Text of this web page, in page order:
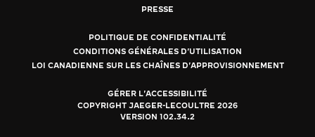
PRESSE
POLITIQUE DE CONFIDENTIALITÉ
CONDITIONS GÉNÉRALES D'UTILISATION
LOI CANADIENNE SUR LES CHAÎNES D'APPROVISIONNEMENT
GÉRER L'ACCESSIBILITÉ
COPYRIGHT JAEGER-LECOULTRE 2026
VERSION 102.34.2